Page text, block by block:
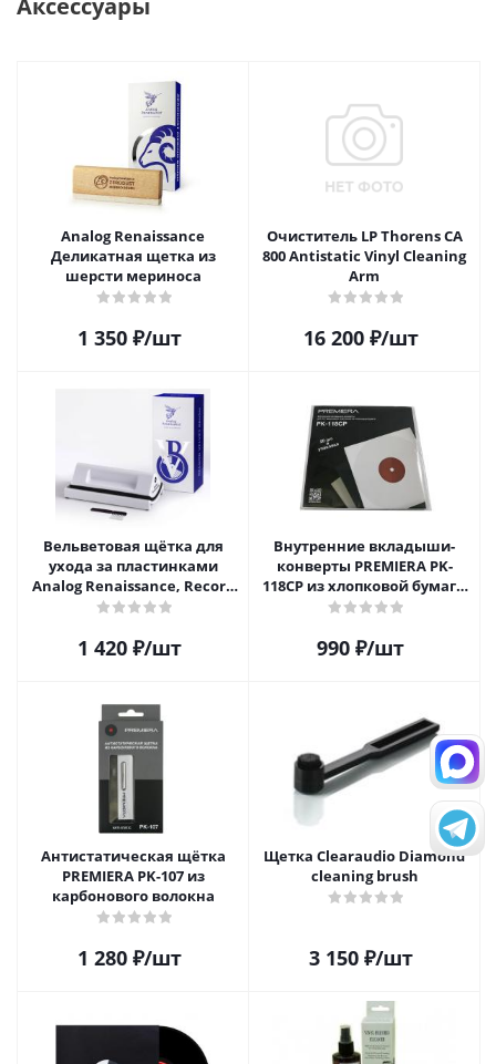
Аксессуары
Analog Renaissance
Деликатная щетка из
шерсти мериноса
1 350₽/шт
Очиститель LP Thorens CA
800 Antistatic Vinyl Cleaning
Arm
16 200₽/шт
Вельветовая щётка для
ухода за пластинками
Analog Renaissance, Record
Velvet Brush, AR-7152, White
1 420₽/шт
Внутренние вкладыши-
конверты PREMIERA PK-
118CP из хлопковой бумаги
для 12" виниловых
990 ₽/шт
Антистатическая щётка
PREMIERA PK-107 из
карбонового волокна
1 280₽/шт
Щетка Clearaudio Diamond
cleaning brush
3 150₽/шт